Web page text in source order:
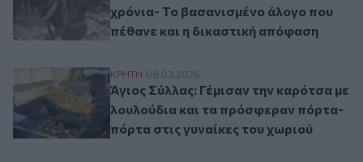
χρόνια- Το βασανισμένο άλογο που
πέθανε και η δικαστική απόφαση
Άγιος Σύλλας: Γέμισαν την καρότσα με
ΚΡΗΤΗ 08.03.2026
Άγιος Σύλλας: Γέμισαν την καρότσα με
λουλούδια και τα πρόσφεραν πόρτα-
πόρτα στις γυναίκες του χωριού